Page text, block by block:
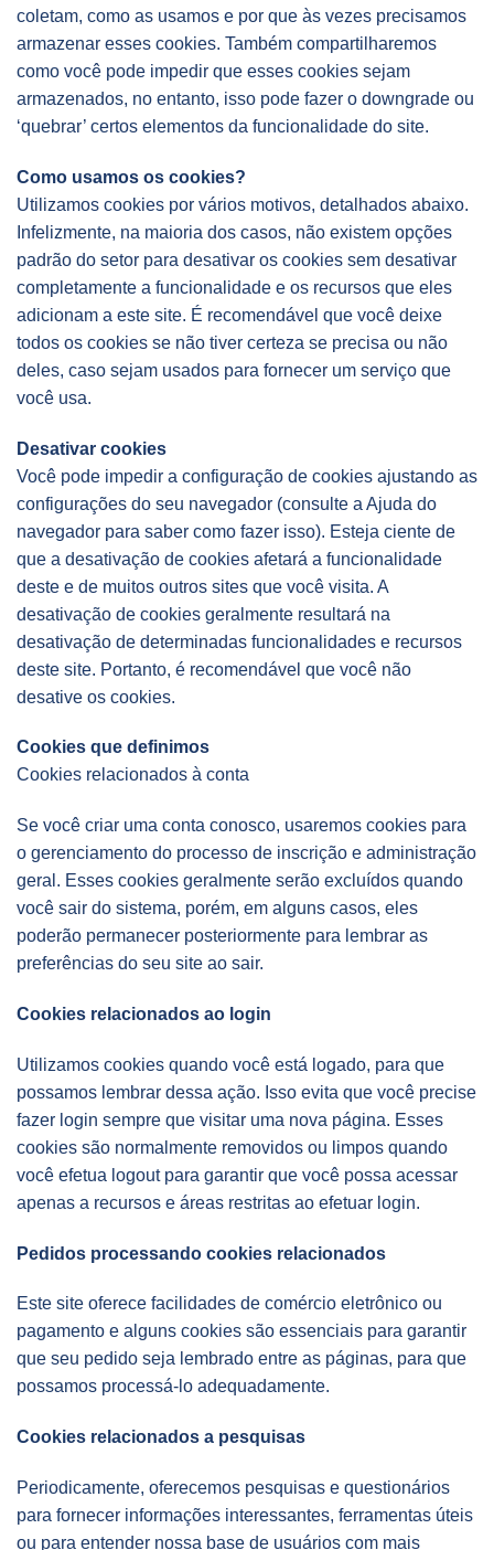
coletam, como as usamos e por que às vezes precisamos
armazenar esses cookies. Também compartilharemos
como você pode impedir que esses cookies sejam
armazenados, no entanto, isso pode fazer o downgrade ou
‘quebrar’ certos elementos da funcionalidade do site.
Como usamos os cookies?
Utilizamos cookies por vários motivos, detalhados abaixo.
Infelizmente, na maioria dos casos, não existem opções
padrão do setor para desativar os cookies sem desativar
completamente a funcionalidade e os recursos que eles
adicionam a este site. É recomendável que você deixe
todos os cookies se não tiver certeza se precisa ou não
deles, caso sejam usados ​​para fornecer um serviço que
você usa.
Desativar cookies
Você pode impedir a configuração de cookies ajustando as
configurações do seu navegador (consulte a Ajuda do
navegador para saber como fazer isso). Esteja ciente de
que a desativação de cookies afetará a funcionalidade
deste e de muitos outros sites que você visita. A
desativação de cookies geralmente resultará na
desativação de determinadas funcionalidades e recursos
deste site. Portanto, é recomendável que você não
desative os cookies.
Cookies que definimos
Cookies relacionados à conta
Se você criar uma conta conosco, usaremos cookies para
o gerenciamento do processo de inscrição e administração
geral. Esses cookies geralmente serão excluídos quando
você sair do sistema, porém, em alguns casos, eles
poderão permanecer posteriormente para lembrar as
preferências do seu site ao sair.
Cookies relacionados ao login
Utilizamos cookies quando você está logado, para que
possamos lembrar dessa ação. Isso evita que você precise
fazer login sempre que visitar uma nova página. Esses
cookies são normalmente removidos ou limpos quando
você efetua logout para garantir que você possa acessar
apenas a recursos e áreas restritas ao efetuar login.
Pedidos processando cookies relacionados
Este site oferece facilidades de comércio eletrônico ou
pagamento e alguns cookies são essenciais para garantir
que seu pedido seja lembrado entre as páginas, para que
possamos processá-lo adequadamente.
Cookies relacionados a pesquisas
Periodicamente, oferecemos pesquisas e questionários
para fornecer informações interessantes, ferramentas úteis
ou para entender nossa base de usuários com mais